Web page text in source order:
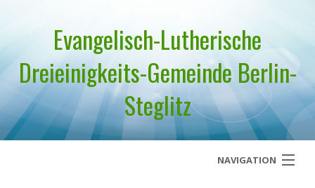
Evangelisch-Lutherische
Dreieinigkeits-Gemeinde Berlin-
Steglitz
NAVIGATION